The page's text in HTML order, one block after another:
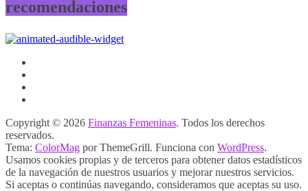
recomendaciones
Copyright © 2026 Finanzas Femeninas. Todos los derechos
reservados.
Tema: ColorMag por ThemeGrill. Funciona con WordPress.
Usamos cookies propias y de terceros para obtener datos estadísticos
de la navegación de nuestros usuarios y mejorar nuestros servicios.
Si aceptas o continúas navegando, consideramos que aceptas su uso.